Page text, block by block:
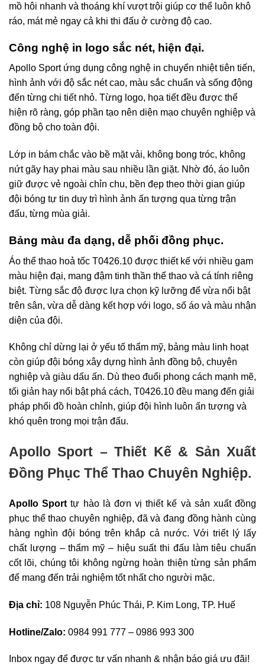
mồ hôi nhanh và thoáng khí vượt trội giúp cơ thể luôn khô
ráo, mát mẻ ngay cả khi thi đấu ở cường độ cao.
Công nghệ in logo sắc nét, hiện đại.
Apollo Sport ứng dụng công nghệ in chuyển nhiệt tiên tiến,
hình ảnh với độ sắc nét cao, màu sắc chuẩn và sống động
đến từng chi tiết nhỏ. Từng logo, họa tiết đều được thể
hiện rõ ràng, góp phần tạo nên diện mạo chuyên nghiệp và
đồng bộ cho toàn đội.
Lớp in bám chắc vào bề mặt vải, không bong tróc, không
nứt gãy hay phai màu sau nhiều lần giặt. Nhờ đó, áo luôn
giữ được vẻ ngoài chỉn chu, bền đẹp theo thời gian giúp
đội bóng tự tin duy trì hình ảnh ấn tượng qua từng trận
đấu, từng mùa giải.
Bảng màu đa dạng, dễ phối đồng phục.
Áo thể thao hoả tốc T0426.10 được thiết kế với nhiều gam
màu hiện đại, mang đậm tinh thần thể thao và cá tính riêng
biệt. Từng sắc độ được lựa chọn kỹ lưỡng để vừa nổi bật
trên sân, vừa dễ dàng kết hợp với logo, số áo và màu nhận
diện của đội.
Không chỉ dừng lại ở yếu tố thẩm mỹ, bảng màu linh hoạt
còn giúp đội bóng xây dựng hình ảnh đồng bộ, chuyên
nghiệp và giàu dấu ấn. Dù theo đuổi phong cách mạnh mẽ,
tối giản hay nổi bật phá cách, T0426.10 đều mang đến giải
pháp phối đồ hoàn chỉnh, giúp đội hình luôn ấn tượng và
khó quên trong mọi trận đấu.
Apollo Sport – Thiết Kế & Sản Xuất
Đồng Phục Thể Thao Chuyên Nghiệp.
Apollo Sport tự hào là đơn vị thiết kế và sản xuất đồng
phục thể thao chuyên nghiệp, đã và đang đồng hành cùng
hàng nghìn đội bóng trên khắp cả nước. Với triết lý lấy
chất lượng – thẩm mỹ – hiệu suất thi đấu làm tiêu chuẩn
cốt lõi, chúng tôi không ngừng hoàn thiện từng sản phẩm
để mang đến trải nghiệm tốt nhất cho người mặc.
Địa chỉ: 108 Nguyễn Phúc Thái, P. Kim Long, TP. Huế
Hotline/Zalo: 0984 991 777 – 0986 993 300
Inbox ngay để được tư vấn nhanh & nhận báo giá ưu đãi!